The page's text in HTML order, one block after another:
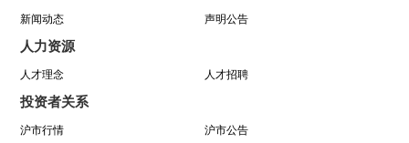
中巨芯参展SEMICON China 2021
八年靠谱路 芯程共奔赴——首届靠谱文化节开幕
新闻动态 声明公告
人力资源
人才理念 人才招聘
投资者关系
沪市行情 沪市公告